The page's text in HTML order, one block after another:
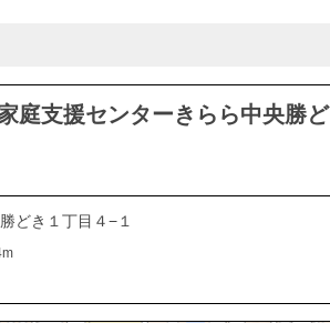
庭支援センターきらら中央勝ど
どき１丁目４−１